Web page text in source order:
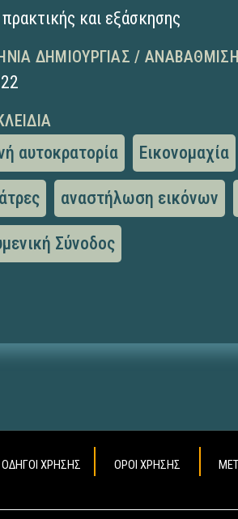
και εξάσκησης
ΔΗΜΙΟΥΡΓΊΑΣ /
αυτοκρατορία Εικονομαχία
αναστήλωση εικόνων
Σύνοδος
ΟΔΗΓΟΙ ΧΡΗΣΗΣ ΟΡΟΙ ΧΡΗΣΗΣ